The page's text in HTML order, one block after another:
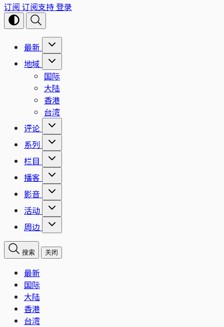
订阅 订阅支持登录
最新
地域
国际
大陆
香港
台湾
评论
系列
栏目
播客
影音
活动
周边
搜索 关闭
最新
国际
大陆
香港
台湾